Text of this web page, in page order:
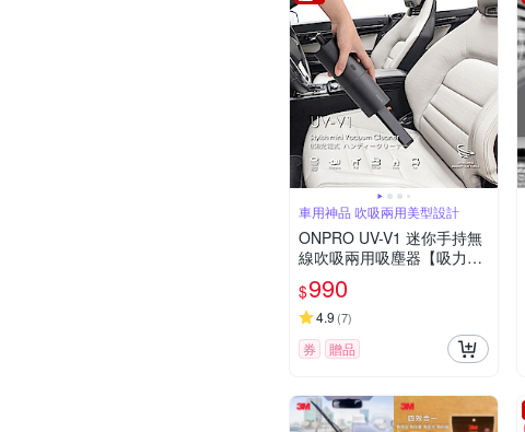
車用神品 吹吸兩用美型設計
ONPRO UV-V1 迷你手持無
線吹吸兩用吸塵器【吸力升
級版】
$990
4.9 (7)
券 贈品